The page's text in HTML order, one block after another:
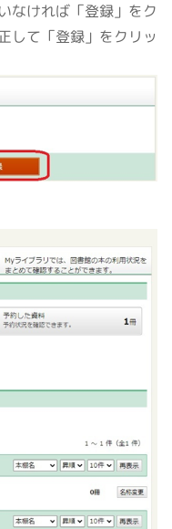
なければ「登録」をク
して「登録」をクリッ